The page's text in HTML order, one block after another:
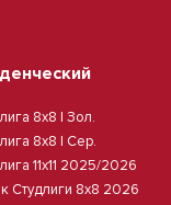
8х8 | Зол.
8х8 | Сер.
11х11 2025/2026
Студлиги 8х8 2026